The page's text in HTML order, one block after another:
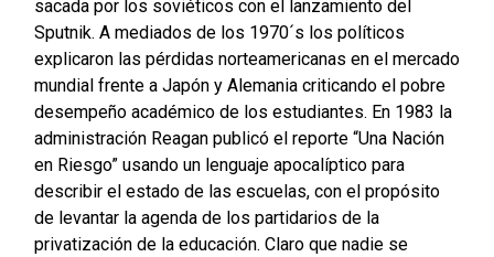
sacada por los soviéticos con el lanzamiento del
Sputnik. A mediados de los 1970´s los políticos
explicaron las pérdidas norteamericanas en el mercado
mundial frente a Japón y Alemania criticando el pobre
desempeño académico de los estudiantes. En 1983 la
administración Reagan publicó el reporte “Una Nación
en Riesgo” usando un lenguaje apocalíptico para
describir el estado de las escuelas, con el propósito
de levantar la agenda de los partidarios de la
privatización de la educación. Claro que nadie se